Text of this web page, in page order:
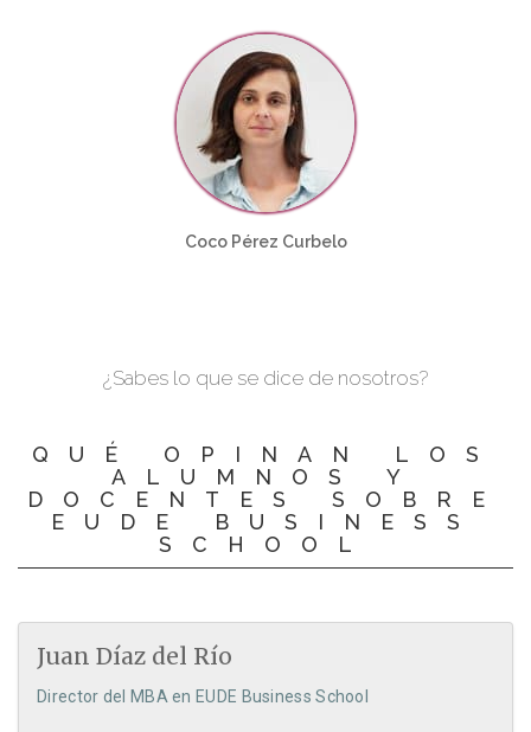
Coco Pérez Curbelo
¿Sabes lo que se dice de nosotros?
QUÉ OPINAN LOS
ALUMNOS Y
DOCENTES SOBRE
EUDE BUSINESS
SCHOOL
Juan Díaz del Río
Director del MBA en EUDE Business School